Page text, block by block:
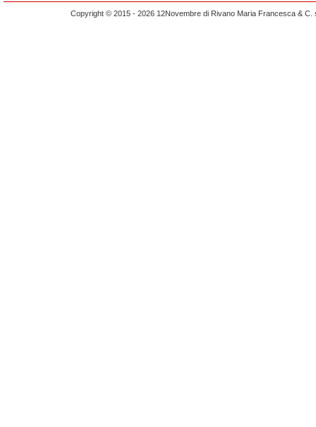
Copyright © 2015 - 2026 12Novembre di Rivano Maria Francesca &